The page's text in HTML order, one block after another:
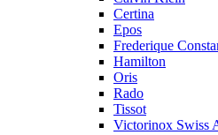
Certina
Epos
Frederique
Hamilton
Oris
Rado
Tissot
Victorinox Swiss